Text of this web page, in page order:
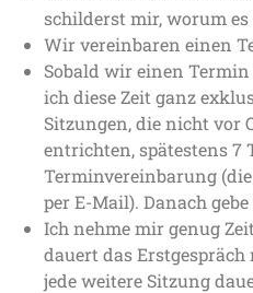
schilderst mir, worum es
Wir vereinbaren einen
Sobald wir einen
ich diese Zeit ganz
Sitzungen, die nicht vor
entrichten, spätestens 7
Terminvereinbarung
per E-Mail). Danach
Ich nehme mir genug
dauert das
jede weitere Sitzung